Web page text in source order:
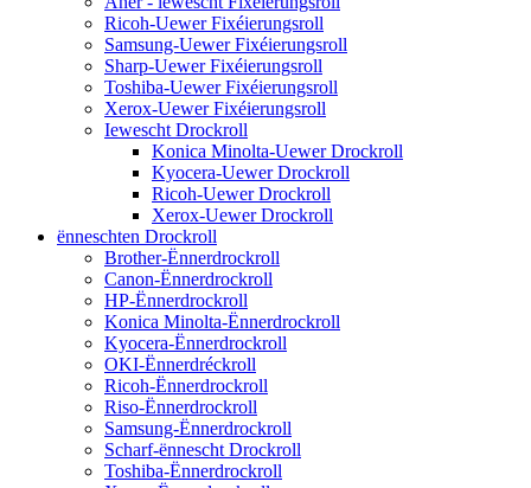
Ricoh-Uewer Fixéierungsroll
Samsung-Uewer Fixéierungsroll
Sharp-Uewer Fixéierungsroll
Toshiba-Uewer Fixéierungsroll
Xerox-Uewer Fixéierungsroll
Iewescht Drockroll
Konica Minolta-Uewer Drockroll
Kyocera-Uewer Drockroll
Ricoh-Uewer Drockroll
Xerox-Uewer Drockroll
ënneschten Drockroll
Brother-Ënnerdrockroll
Canon-Ënnerdrockroll
HP-Ënnerdrockroll
Konica Minolta-Ënnerdrockroll
Kyocera-Ënnerdrockroll
OKI-Ënnerdréckroll
Ricoh-Ënnerdrockroll
Riso-Ënnerdrockroll
Samsung-Ënnerdrockroll
Scharf-ënnescht Drockroll
Toshiba-Ënnerdrockroll